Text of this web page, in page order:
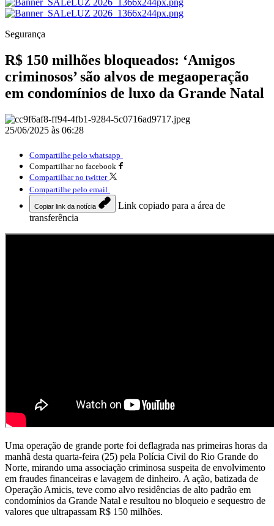
Segurança
R$ 150 milhões bloqueados: ‘Amigos
criminosos’ são alvos de megaoperação
em condomínios de luxo da Grande Natal
25/06/2025 às 06:28
Compartilhe pelo whatsapp
Compartilhar no facebook
Compartilhar no twitter
Compartilhe pelo email
Copiar link da notícia
Link copiado para a área de
transferência
Uma operação de grande porte foi deflagrada nas primeiras horas da
manhã desta quarta-feira (25) pela Polícia Civil do Rio Grande do
Norte, mirando uma associação criminosa suspeita de envolvimento
em fraudes financeiras e lavagem de dinheiro. A ação, batizada de
Operação Amicis, teve como alvo residências de alto padrão em
condomínios da Grande Natal e resultou no bloqueio e sequestro de
valores que ultrapassam R$ 150 milhões.